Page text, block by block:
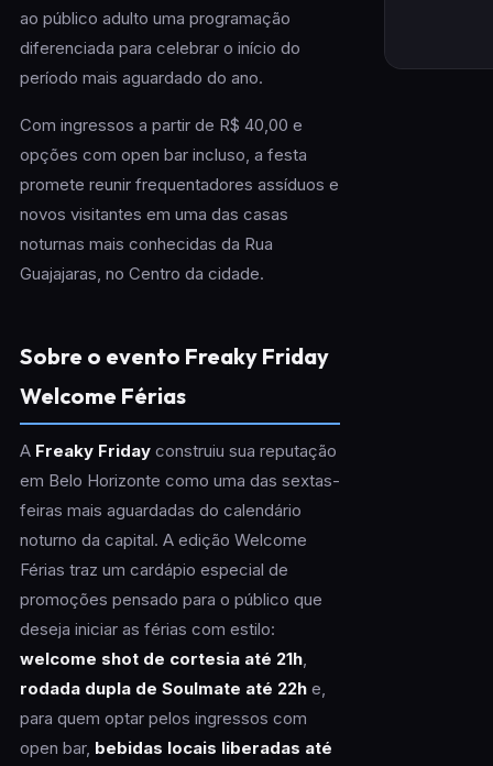
ao público adulto uma programação
diferenciada para celebrar o início do
período mais aguardado do ano.
Com ingressos a partir de R$ 40,00 e
opções com open bar incluso, a festa
promete reunir frequentadores assíduos e
novos visitantes em uma das casas
noturnas mais conhecidas da Rua
Guajajaras, no Centro da cidade.
Sobre o evento Freaky Friday
Welcome Férias
A Freaky Fridayconstruiu sua reputação
em Belo Horizonte como uma das sextas-
feiras mais aguardadas do calendário
noturno da capital. A edição Welcome
Férias traz um cardápio especial de
promoções pensado para o público que
deseja iniciar as férias com estilo:
welcome shot de cortesia até 21h,
rodada dupla de Soulmate até 22he,
para quem optar pelos ingressos com
open bar, bebidas locais liberadas até